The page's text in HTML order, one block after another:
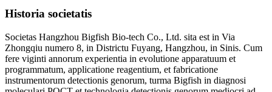
Historia societatis
Societas Hangzhou Bigfish Bio-tech Co., Ltd. sita est in Via
Zhongqiu numero 8, in Districtu Fuyang, Hangzhou, in Sinis. Cum
fere viginti annorum experientia in evolutione apparatuum et
programmatum, applicatione reagentium, et fabricatione
instrumentorum detectionis genorum, turma Bigfish in diagnosi